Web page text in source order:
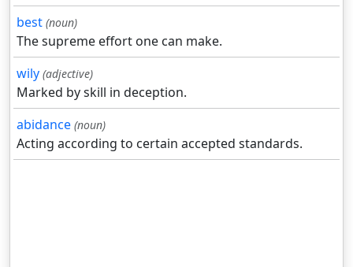
best (noun)
The supreme effort one can make.
wily (adjective)
Marked by skill in deception.
abidance (noun)
Acting according to certain accepted standards.